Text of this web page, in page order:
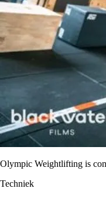
Olympic Weightlifting is
Techniek